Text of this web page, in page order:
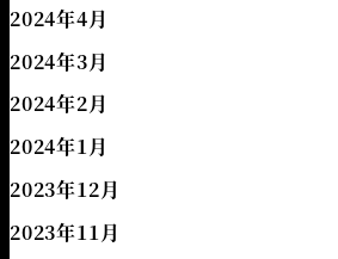
2024年4月
2024年3月
2024年2月
2024年1月
2023年12月
2023年11月